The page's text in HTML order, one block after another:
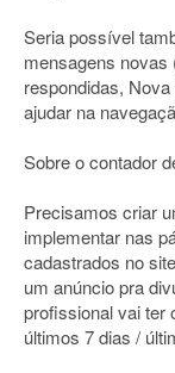
Seria possível
mensagens novas
respondidas,
ajudar na
Sobre o contador
Precisamos criar
implementar nas
cadastrados no
um anúncio pra
profissional vai ter
últimos 7 dias /